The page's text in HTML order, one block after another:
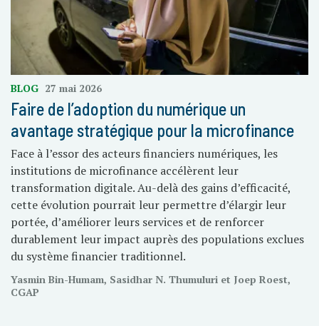
BLOG 27 mai 2026
Faire de l’adoption du numérique un
avantage stratégique pour la microfinance
Face à l’essor des acteurs financiers numériques, les
institutions de microfinance accélèrent leur
transformation digitale. Au-delà des gains d’efficacité,
cette évolution pourrait leur permettre d’élargir leur
portée, d’améliorer leurs services et de renforcer
durablement leur impact auprès des populations exclues
du système financier traditionnel.
Yasmin Bin-Humam, Sasidhar N. Thumuluri et Joep Roest,
CGAP